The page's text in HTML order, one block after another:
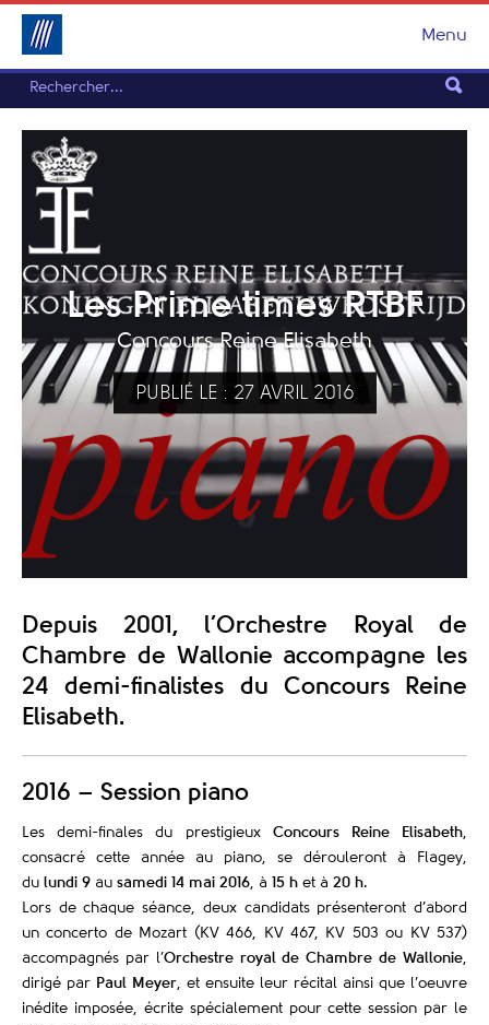
Menu
Les Prime times RTBF
Concours Reine Elisabeth
PUBLIÉ LE : 27 AVRIL 2016
Depuis 2001, l’Orchestre Royal de
Chambre de Wallonie accompagne les
24 demi-finalistes du Concours Reine
Elisabeth.
2016 – Session piano
Les demi-finales du prestigieux Concours Reine Elisabeth,
consacré cette année au piano, se dérouleront à Flagey,
du lundi 9 au samedi 14 mai 2016, à 15 h et à 20 h.
Lors de chaque séance, deux candidats présenteront d’abord
un concerto de Mozart (KV 466, KV 467, KV 503 ou KV 537)
accompagnés par l’Orchestre royal de Chambre de Wallonie,
dirigé par Paul Meyer, et ensuite leur récital ainsi que l’oeuvre
inédite imposée, écrite spécialement pour cette session par le